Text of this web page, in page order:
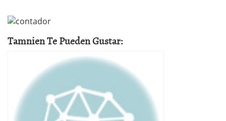
Tamnien Te Pueden Gustar: